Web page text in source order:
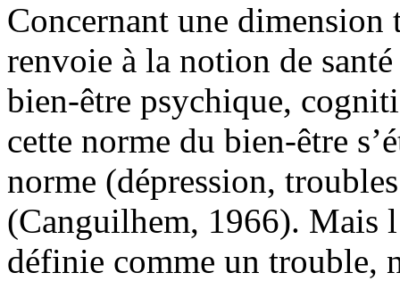
Concernant une dimension
renvoie à la notion de
bien-être psychique,
cette norme du bien-être
norme (dépression,
(Canguilhem, 1966). Mais
définie comme un trouble,